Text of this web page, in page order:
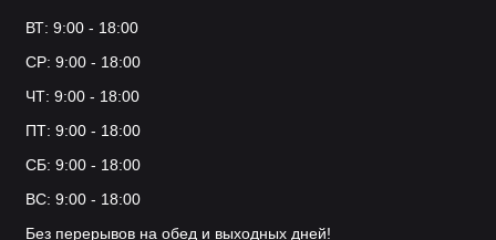
ВТ: 9:00 - 18:00
СР: 9:00 - 18:00
ЧТ: 9:00 - 18:00
ПТ: 9:00 - 18:00
СБ: 9:00 - 18:00
ВС: 9:00 - 18:00
Без перерывов на обед и выходных дней!